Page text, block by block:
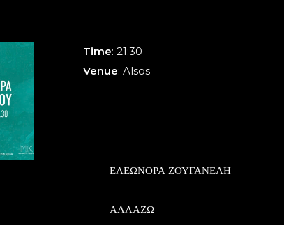
Time: 21:30
Venue: Alsos
ΕΛΕΩΝΟΡΑ ΖΟΥΓΑΝΕΛΗ
ΑΛΛΑΖΩ